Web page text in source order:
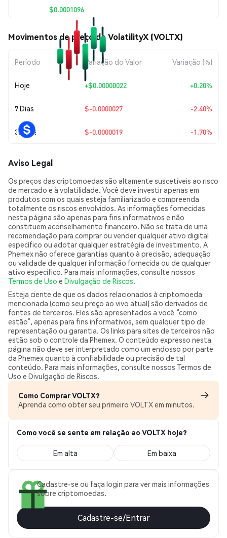
$0.0001096
Movimentos de preço de VolatilityX (VOLTX)
Período Variação do Valor Variação (%)
Hoje +$0.00000022 +0.20%
7 Dias $-0.0000027 -2.40%
30 Dias $-0.0000019 -1.70%
Aviso Legal
Os preços das criptomoedas são altamente suscetíveis ao risco
de mercado e à volatilidade. Você deve investir apenas em
produtos com os quais esteja familiarizado e compreenda
totalmente os riscos envolvidos. As informações fornecidas
nesta página são apenas para fins informativos e não
constituem aconselhamento financeiro. Não se trata de uma
recomendação para comprar ou vender qualquer ativo digital
específico ou adotar qualquer estratégia de investimento. A
Phemex não oferece garantias quanto à precisão, adequação
ou validade de qualquer informação fornecida ou de qualquer
ativo específico. Para mais informações, consulte nossos
Termos de Uso e Divulgação de Riscos.
Esteja ciente de que os dados relacionados à criptomoeda
mencionada (como seu preço ao vivo atual) são derivados de
fontes de terceiros. Eles são apresentados a você “como
estão”, apenas para fins informativos, sem qualquer tipo de
representação ou garantia. Os links para sites de terceiros não
estão sob o controle da Phemex. O conteúdo expresso nesta
página não deve ser interpretado como um endosso por parte
da Phemex quanto à confiabilidade ou precisão de tal
conteúdo. Para mais informações, consulte nossos Termos de
Uso e Divulgação de Riscos.
Como Comprar VOLTX?
Aprenda como obter seu primeiro VOLTX em minutos.
Como você se sente em relação ao VOLTX hoje?
Em alta Em baixa
Cadastre-se ou faça login para ver mais informações
sobre criptomoedas.
Cadastre-se/Entrar